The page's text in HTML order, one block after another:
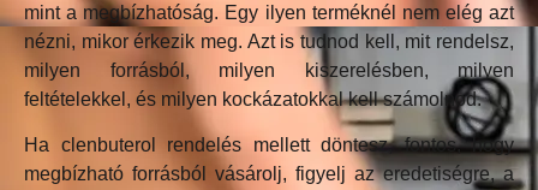
mint a megbízhatóság. Egy ilyen terméknél nem elég azt
nézni, mikor érkezik meg. Azt is tudnod kell, mit rendelsz,
milyen forrásból, milyen kiszerelésben, milyen
feltételekkel, és milyen kockázatokkal kell számolnod.
Ha clenbuterol rendelés mellett döntesz, fontos, hogy
megbízható forrásból vásárolj, figyelj az eredetiségre, a